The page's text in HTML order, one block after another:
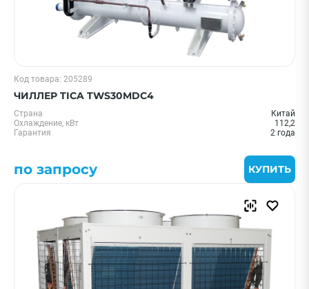
Код товара: 205289
ЧИЛЛЕР TICA TWS30MDC4
Страна
Китай
Охлаждение, кВт
112,2
Гарантия
2 года
по запросу КУПИТЬ